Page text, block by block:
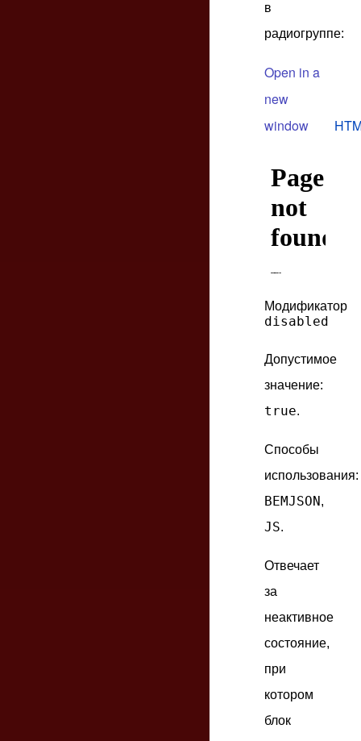
в
радиогруппе:
Open in a
new
window
Модификатор
disabled
Допустимое
значение:
true.
Способы
использования:
BEMJSON,
JS.
Отвечает
за
неактивное
состояние,
при
котором
блок